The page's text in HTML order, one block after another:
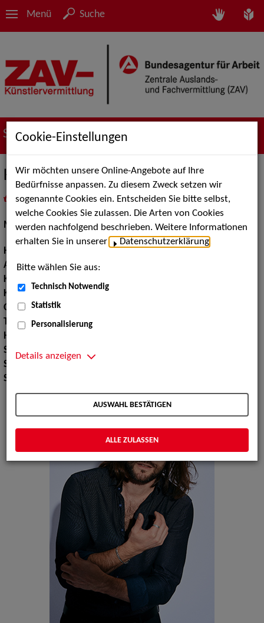
Menü Suche
Suche nach Künstler*innen
Kilian A.
als PDF speichern
inMeine Merklistelegen
Models / Werbung:Fotomodell
Haarfarbe:
Augenfarbe:blau
Körpergröße:
Konfektionsgröße:
52 54
Oberweite:101
Taille:
88
Hüfte:
Schuhgröße:
46
Specials:
Sprachen:
Cookie-Einstellungen
Wir möchten unsere Online-Angebote auf Ihre
Bedürfnisse anpassen. Zu diesem Zweck setzen wir
sogenannte Cookies ein. Entscheiden Sie bitte selbst,
welche Cookies Sie zulassen. Die Arten von Cookies
werden nachfolgend beschrieben. Weitere Informationen
erhalten Sie in unserer
Datenschutzerklärung
Bitte wählen Sie aus:
Technisch Notwendig
Statistik
Personalisierung
Details anzeigen
AUSWAHL BESTÄTIGEN
ALLE ZULASSEN